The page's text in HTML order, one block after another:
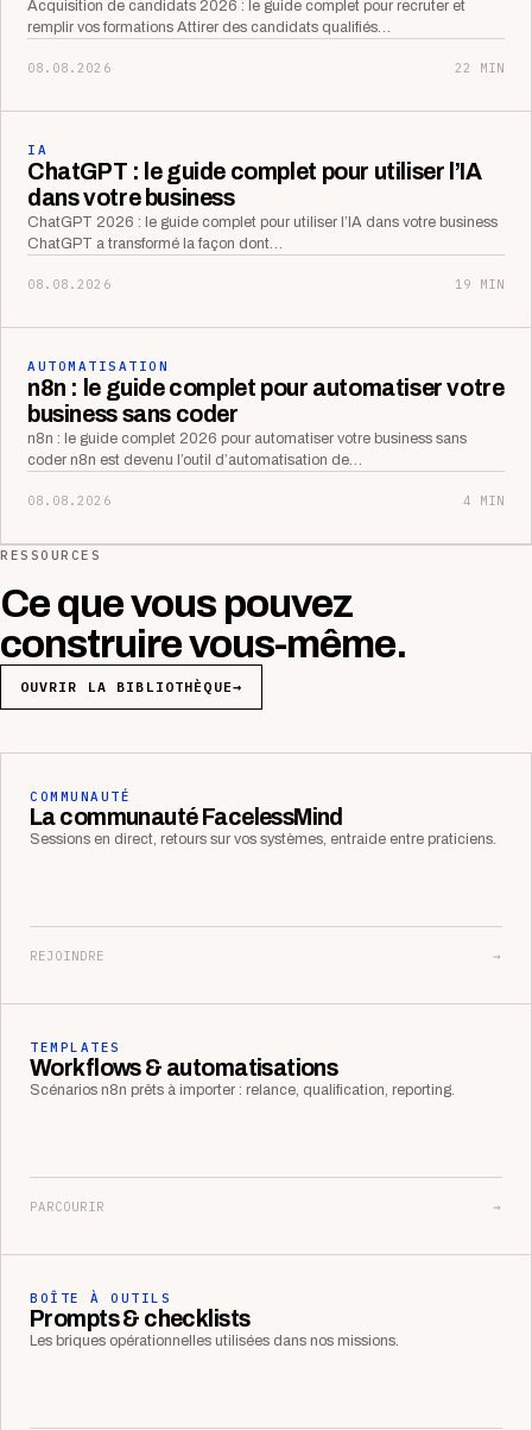
Acquisition de candidats 2026 : le guide complet pour recruter et
remplir vos formations Attirer des candidats qualifiés…
08.08.2026 22 MIN
IA
ChatGPT : le guide complet pour utiliser l’IA
dans votre business
ChatGPT 2026 : le guide complet pour utiliser l’IA dans votre business
ChatGPT a transformé la façon dont…
08.08.2026 19 MIN
AUTOMATISATION
n8n : le guide complet pour automatiser votre
business sans coder
n8n : le guide complet 2026 pour automatiser votre business sans
coder n8n est devenu l’outil d’automatisation de…
08.08.2026 4 MIN
RESSOURCES
Ce que vous pouvez
construire vous-même.
OUVRIR LA BIBLIOTHÈQUE→
COMMUNAUTÉ
La communauté FacelessMind
Sessions en direct, retours sur vos systèmes, entraide entre praticiens.
REJOINDRE →
TEMPLATES
Workflows & automatisations
Scénarios n8n prêts à importer : relance, qualification, reporting.
PARCOURIR →
BOÎTE À OUTILS
Prompts & checklists
Les briques opérationnelles utilisées dans nos missions.